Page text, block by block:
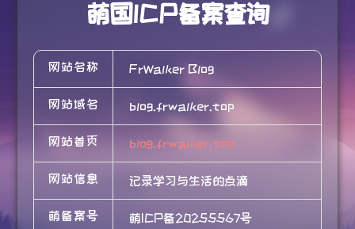
萌国ICP备案查询
网站名称 FrWalker Blog
网站域名 blog.frwalker.top
网站首页 blog.frwalker.top
网站信息 记录学习与生活的点滴
萌备案号 萌ICP备20255567号